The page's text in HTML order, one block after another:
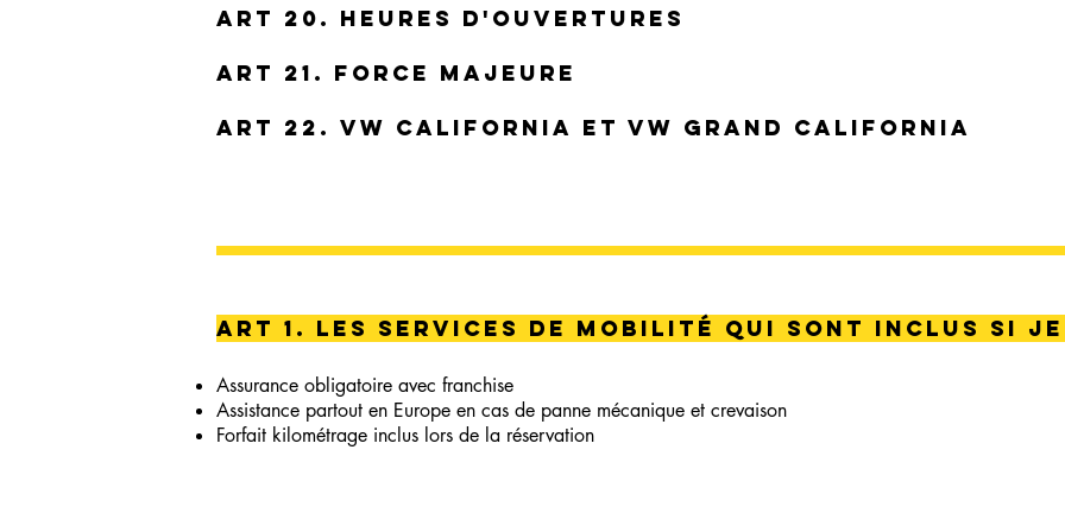
art 20. heures d'ouvertures
ART 21. FORCE MAJEURE
ART 22. VW CALIFORNIA ET VW GRAND CALIFORNIA
Assurance obligatoire avec franchise
Assistance partout en Europe en cas de panne mécanique et crevaison
Forfait kilométrage inclus lors de la réservation
ART 1. Les services de mobilité qui sont inclus si